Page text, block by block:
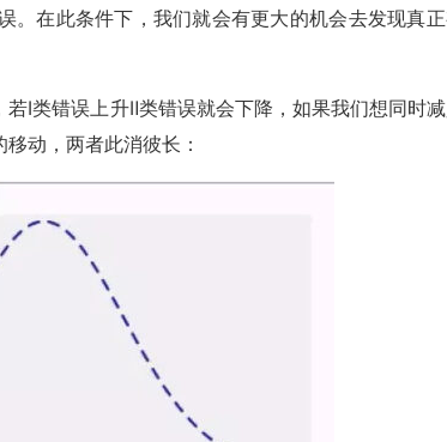
。在此条件下，我们就会有更大的机会去发现真
Ⅰ类错误上升Ⅱ类错误就会下降，如果我们想同时
动，两者此消彼长：